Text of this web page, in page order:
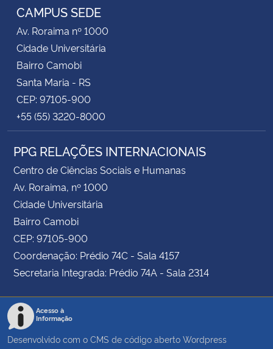
CAMPUS SEDE
Av. Roraima nº 1000
Cidade Universitária
Bairro Camobi
Santa Maria - RS
CEP: 97105-900
+55 (55) 3220-8000
PPG RELAÇÕES INTERNACIONAIS
Centro de Ciências Sociais e Humanas
Av. Roraima, nº 1000
Cidade Universitária
Bairro Camobi
CEP: 97105-900
Coordenação: Prédio 74C - Sala 4157
Secretaria Integrada: Prédio 74A - Sala 2314
Acesso à
Informação
Desenvolvido com o CMS de código aberto Wordpress